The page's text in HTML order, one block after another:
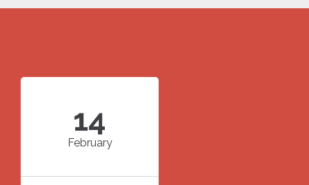
14
February